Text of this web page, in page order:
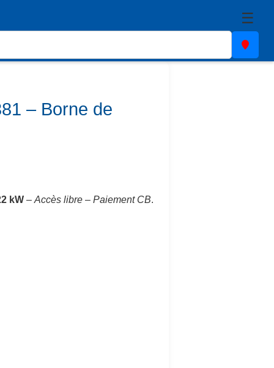
☰
– Borne de
kW – Accès libre – Paiement CB.